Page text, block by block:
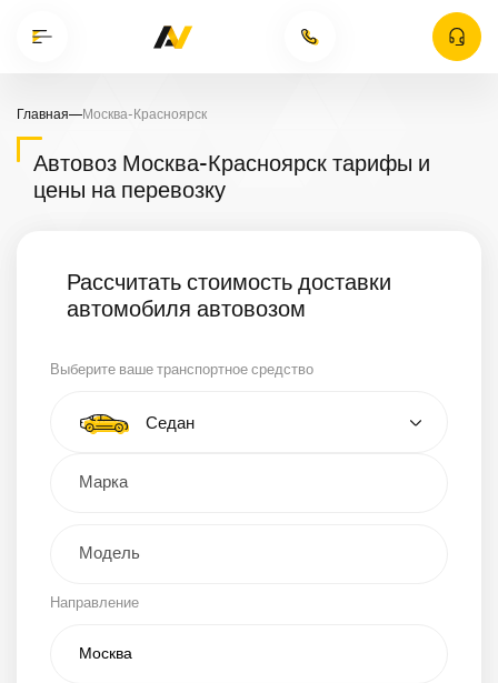
Главная—Москва-Красноярск
Автовоз Москва-Красноярск тарифы и
цены на перевозку
Рассчитать стоимость доставки
автомобиля автовозом
Выберите ваше транспортное средство
Тип автомобиля
Седан
Кроссовер
Направление